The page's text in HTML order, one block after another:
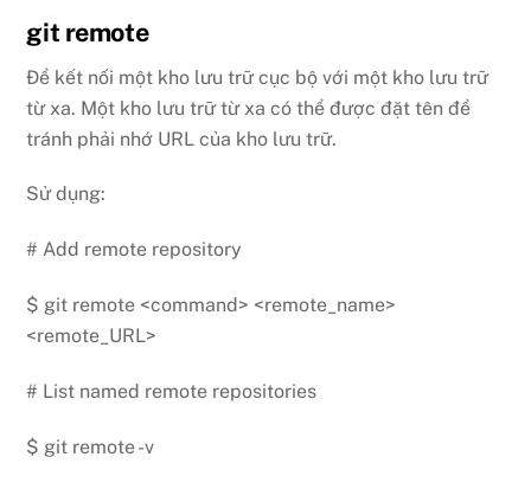
git remote
Để kết nối một kho lưu trữ cục bộ với một kho lưu trữ
từ xa. Một kho lưu trữ từ xa có thể được đặt tên để
tránh phải nhớ URL của kho lưu trữ.
Sử dụng:
# Add remote repository
$ git remote <command> <remote_name>
<remote_URL>
# List named remote repositories
$ git remote -v